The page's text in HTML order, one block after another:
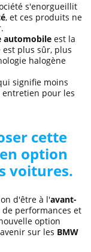
s'enorgueillit
, et ces produits ne
automobile est la
est plus sûr, plus
halogène
signifie moins
pour les
cette
option
voitures.
d'être à l'avant-
de performances et
option
sur les BMW